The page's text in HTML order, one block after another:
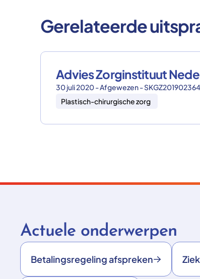
Gerelateerde
Advies Zorginstituut
30 juli 2020 - Afgewezen - SKGZ201902364
Plastisch-chirurgische zorg
Actuele onderwerpen
Betalingsregeling afspreken